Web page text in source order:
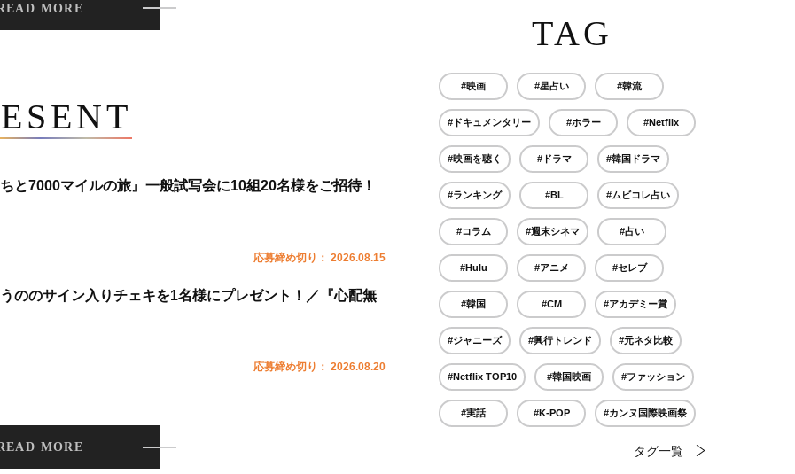
MORE
と7000マイルの旅』一般試写会に10組20名様をご招待！
応募締め切り： 2026.08.15
ののサイン入りチェキを1名様にプレゼント！／『心配無
応募締め切り： 2026.08.20
MORE
TAG
#映画 #星占い #韓流
#ドキュメンタリー #ホラー #Netflix
#映画を聴く #ドラマ #韓国ドラマ
#ランキング #BL #ムビコレ占い
#コラム #週末シネマ #占い
#Hulu #アニメ #セレブ
#韓国 #CM #アカデミー賞
#ジャニーズ #興行トレンド #元ネタ比較
#Netflix TOP10 #韓国映画 #ファッション
#実話 #K-POP #カンヌ国際映画祭
タグ一覧